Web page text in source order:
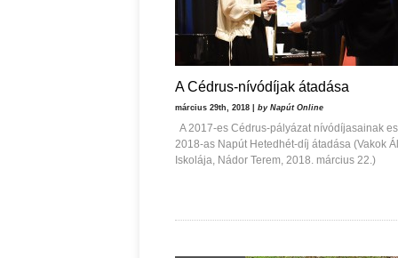
A Cédrus-nívódíjak átadása
március 29th, 2018 | by Napút Online
A 2017-es Cédrus-pályázat nívódíjasainak
2018-as Napút Hetedhét-díj átadása (Vakok
Iskolája, Nádor Terem, 2018. március 22.)